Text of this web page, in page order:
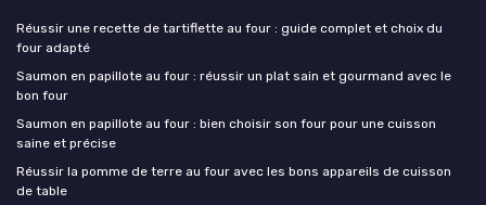
Réussir une recette de tartiflette au four : guide complet et choix du
four adapté
Saumon en papillote au four : réussir un plat sain et gourmand avec le
bon four
Saumon en papillote au four : bien choisir son four pour une cuisson
saine et précise
Réussir la pomme de terre au four avec les bons appareils de cuisson
de table